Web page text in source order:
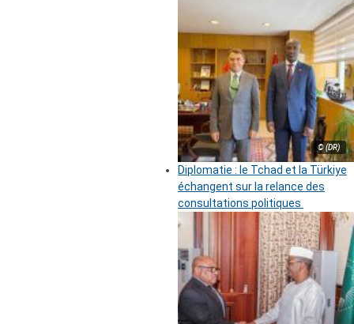
© (DR)
Diplomatie : le Tchad et la Türkiye
échangent sur la relance des
consultations politiques